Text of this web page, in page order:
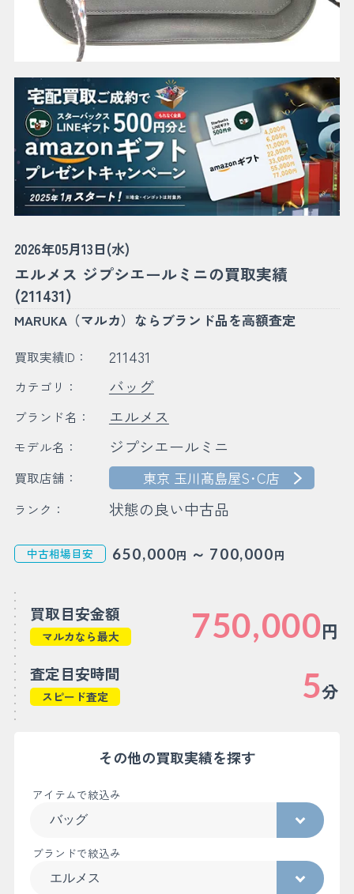
2026年05月13日(水)
エルメス ジプシエールミニの買取実績
(211431)
MARUKA（マルカ）ならブランド品を高額査定
買取実績ID： 211431
カテゴリ： バッグ
ブランド名： エルメス
モデル名： ジプシエールミニ
買取店舗： 東京 玉川髙島屋S･C店
ランク： 状態の良い中古品
中古相場目安 650,000円 ～ 700,000円
買取目安金額
マルカなら最大 750,000円
査定目安時間
スピード査定 5分
その他の買取実績を探す
アイテムで絞込み
ブランドで絞込み